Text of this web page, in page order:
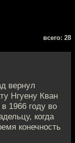
всего: 28
вернул
Нгуену Кван
1966 году во
когда
конечность